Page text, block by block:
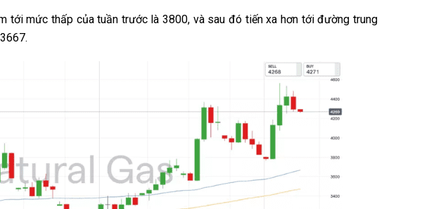
tới mức thấp của tuần trước là 3800, và sau đó tiến xa hơn tới đường trung